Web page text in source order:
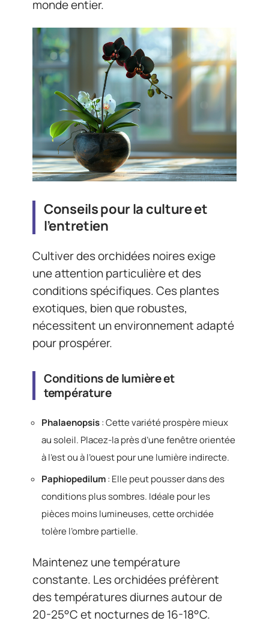
monde entier.
Conseils pour la culture et
l’entretien
Cultiver des orchidées noires exige
une attention particulière et des
conditions spécifiques. Ces plantes
exotiques, bien que robustes,
nécessitent un environnement adapté
pour prospérer.
Conditions de lumière et
température
Phalaenopsis: Cette variété prospère mieux
au soleil. Placez-la près d’une fenêtre orientée
à l’est ou à l’ouest pour une lumière indirecte.
Paphiopedilum: Elle peut pousser dans des
conditions plus sombres. Idéale pour les
pièces moins lumineuses, cette orchidée
tolère l’ombre partielle.
Maintenez une température
constante. Les orchidées préfèrent
des températures diurnes autour de
20-25°C et nocturnes de 16-18°C.